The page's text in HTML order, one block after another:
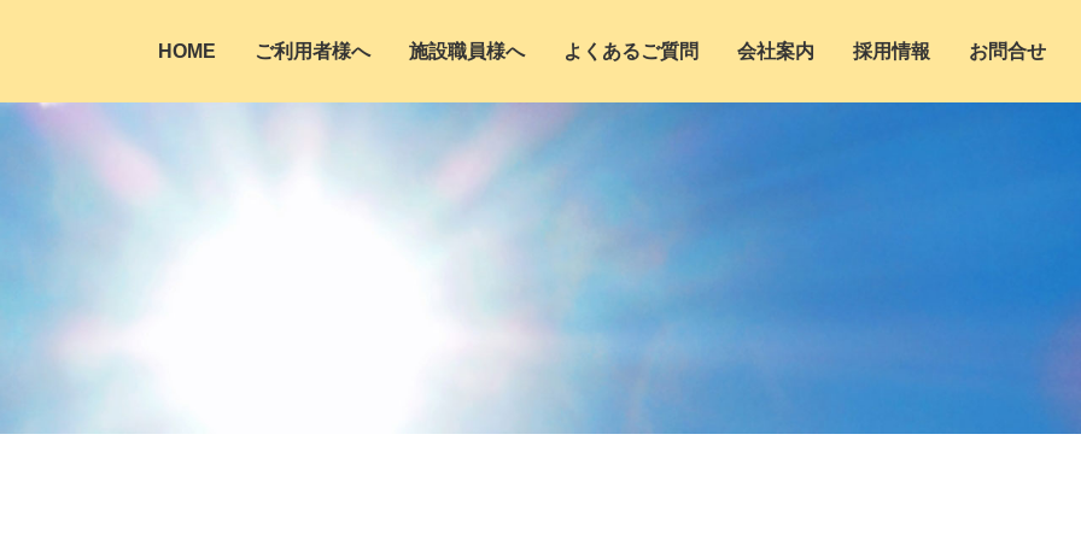
HOME ご利用者様へ 施設職員様へ よくあるご質問 会社案内 採用情報 お問合せ